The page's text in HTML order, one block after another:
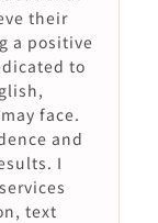
their
a positive
to
face.
and
I
text